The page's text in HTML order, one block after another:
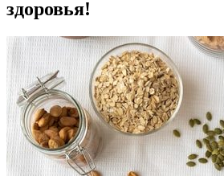
здоровья!